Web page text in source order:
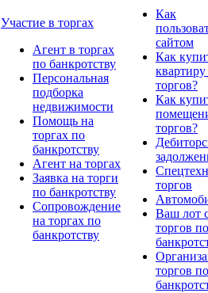
Участие в торгах
Агент в торгах
по банкротству
Персональная
подборка
недвижимости
Помощь на
торгах по
банкротству
Агент на торгах
Заявка на торги
по банкротству
Сопровождение
на торгах по
банкротству
Как
сайтом
Как
квартиру
торгов?
Как
торгов?
торгов
Ваш лот
торгов по
торгов по